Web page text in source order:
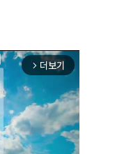
arrow_forward_ios 더보기